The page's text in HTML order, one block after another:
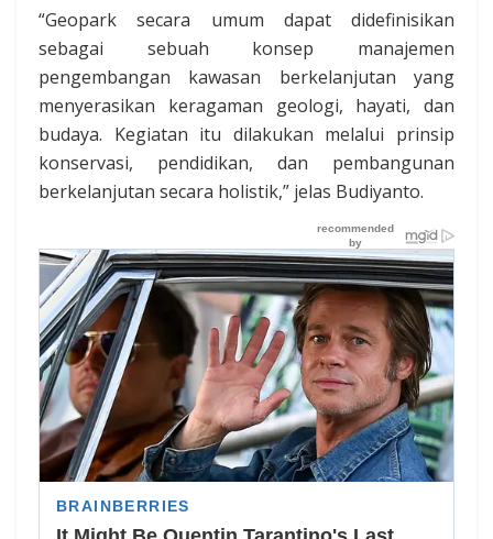
“Geopark secara umum dapat didefinisikan
sebagai sebuah konsep manajemen
pengembangan kawasan berkelanjutan yang
menyerasikan keragaman geologi, hayati, dan
budaya. Kegiatan itu dilakukan melalui prinsip
konservasi, pendidikan, dan pembangunan
berkelanjutan secara holistik,” jelas Budiyanto.